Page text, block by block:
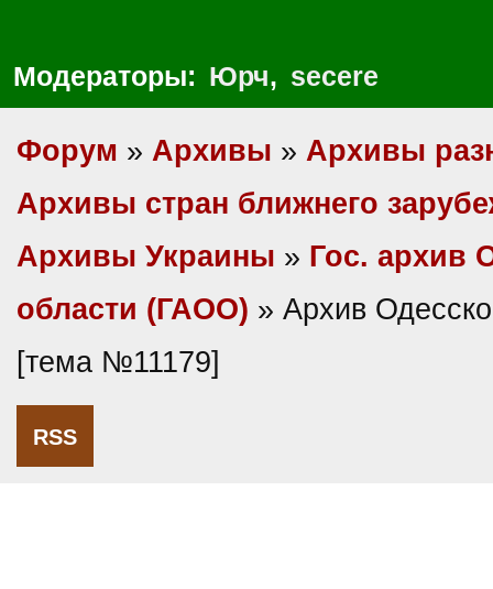
Модераторы: Юрч, secere
Форум » Архивы » Архивы
Архивы стран ближнего
Архивы Украины » Гос. архив
области (ГАОО) » Архив
[тема №11179]
RSS